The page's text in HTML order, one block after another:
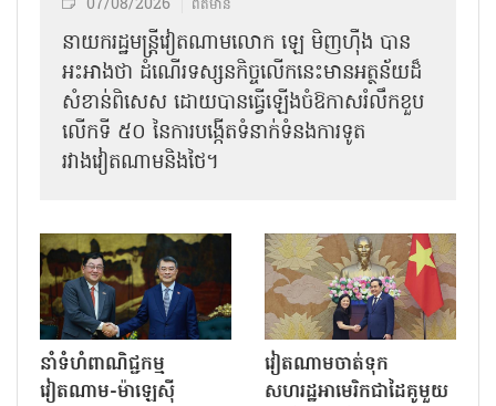
ព័ត៌មាន
នាយករដ្ឋមន្ត្រីវៀតណាមលោក ឡេ មិញហ៊ឹង បាន
អះអាងថា ដំណើរទស្សនកិច្ចលើកនេះមានអត្ថន័យដ៏
សំខាន់ពិសេស ដោយបានធ្វើឡើងចំឱកាសរំលឹកខួប
លើកទី ៥០ នៃការបង្កើតទំនាក់ទំនងការទូត
រវាងវៀតណាមនិងថៃ។
នាំទំហំពាណិជ្ជកម្ម
វៀតណាម-ម៉ាឡេស៊ី
វៀតណាមចាត់ទុក
សហរដ្ឋអាមេរិកជាដៃគូមួយ